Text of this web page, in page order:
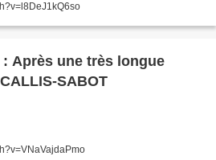
Après une très longue
SABOT